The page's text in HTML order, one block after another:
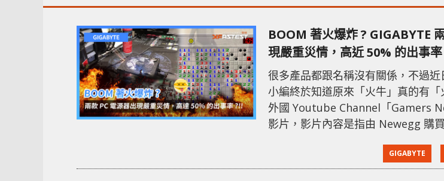
BOOM 著火爆炸 ? GIGABYTE
現嚴重災情，高近 50% 的出事率
很多產品都跟名稱沒有關係，不過
小編終於知道原來「火牛」真的有「
外國 Youtube Channel「Gamers
影片，影片內容是指由 Newegg 購
Gamers Nexus 的說法，他們從
家對 Gigabyte GP-P750GM 和 GP-
GIGABYTE